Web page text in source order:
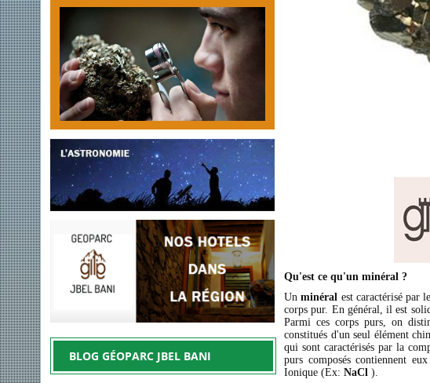
Qu'est ce qu'un minéral ?
Unminéral est caractérisé par
corps pur. En général, il est
Parmi ces corps purs, on
constitués d'un seul élément
qui sont caractérisés par la
purs composés contiennent
Ionique (Ex: NaCl ).
BLOG GÉOPARC JBEL BANI